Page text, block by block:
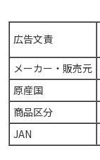
広告文責
メーカー・販売元
原産国
商品区分
JAN